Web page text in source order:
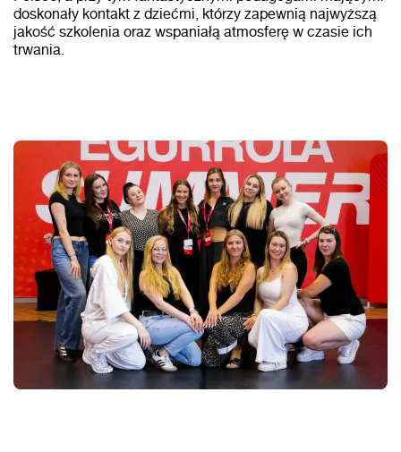
doskonały kontakt z dziećmi, którzy zapewnią najwyższą
jakość szkolenia oraz wspaniałą atmosferę w czasie ich
trwania.